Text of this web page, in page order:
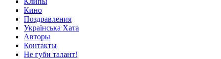
Кино
Поздравления
Українська Хата
Авторы
Контакты
Не губи талант!